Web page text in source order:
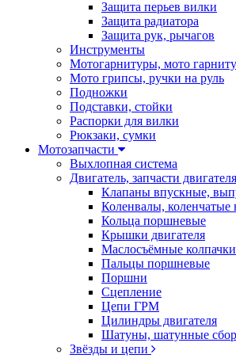
Защита перьев вилки
Защита радиатора
Защита рук, рычагов
Инструменты
Мотогарнитуры, мото
Мото грипсы, ручки на руль
Подножки
Подставки, стойки
Распорки для вилки
Рюкзаки, сумки
Мотозапчасти
Выхлопная система
Двигатель, запчасти двигателя
Клапаны впускные,
Коленвалы, коленчатые
Кольца поршневые
Крышки двигателя
Маслосъёмные колпачки
Пальцы поршневые
Поршни
Сцепление
Цепи ГРМ
Цилиндры двигателя
Шатуны, шатунные
Звёзды и цепи